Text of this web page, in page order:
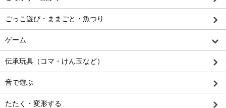
ごっこ遊び・ままごと・魚つり
ゲーム
伝承玩具（コマ・けん玉など）
音で遊ぶ
たたく・変形する